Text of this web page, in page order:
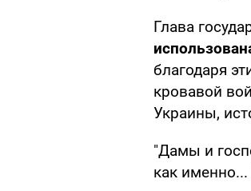
Глава
благодаря
кровавой
Украины,
"Дамы и
как